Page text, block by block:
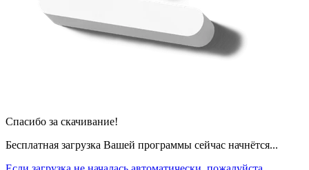
Спасибо за скачивание!
Бесплатная загрузка Вашей программы сейчас начнётся...